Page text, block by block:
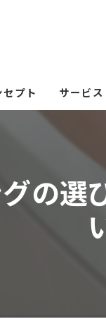
セプト サービス
の選